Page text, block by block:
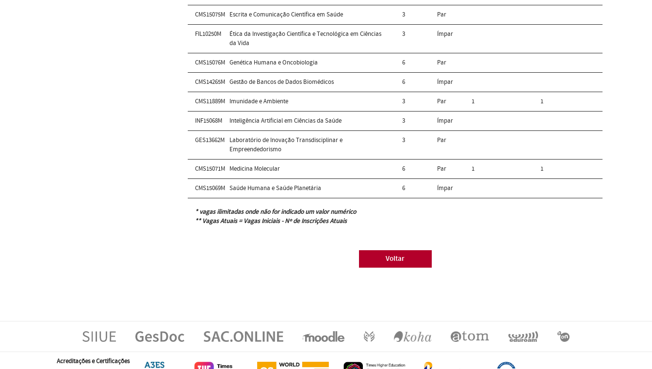
CMS15075M Escrita e Comunicação Científica em Saúde 3 Par
FIL10250M
Ética da Investigação Científica e Tecnológica em Ciências
da Vida
3 Ímpar
CMS15076M Genética Humana e Oncobiologia 6 Par
CMS14265M Gestão de Bancos de Dados Biomédicos 6 Ímpar
CMS11889M Imunidade e Ambiente 3 Par 1 1
INF15068M Inteligência Artificial em Ciências da Saúde 3 Ímpar
GES13662M
Laboratório de Inovação Transdisciplinar e
Empreendedorismo
3 Par
CMS15071M Medicina Molecular 6 Par 1 1
CMS15069M Saúde Humana e Saúde Planetária 6 Ímpar
* vagas ilimitadas onde não for indicado um valor numérico
** Vagas Atuais = Vagas Iniciais - Nº de Inscrições Atuais
Voltar
Acreditações e Certificações